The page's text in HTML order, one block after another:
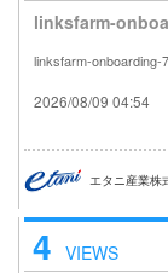
linksfarm-
linksfarm-onboarding-
2026/08/09 04:54
エタニ産業株
4 VIEWS